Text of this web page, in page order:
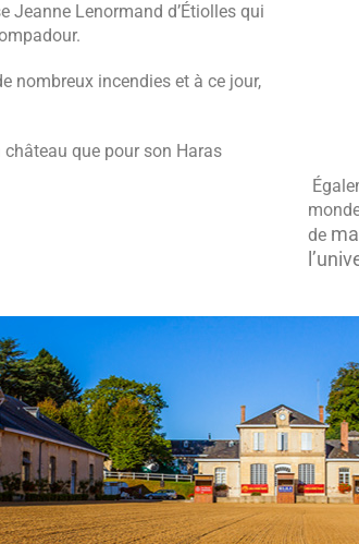
Jeanne Lenormand d’Étiolles qui
.
nombreux incendies et à ce jour,
que pour son Haras
de